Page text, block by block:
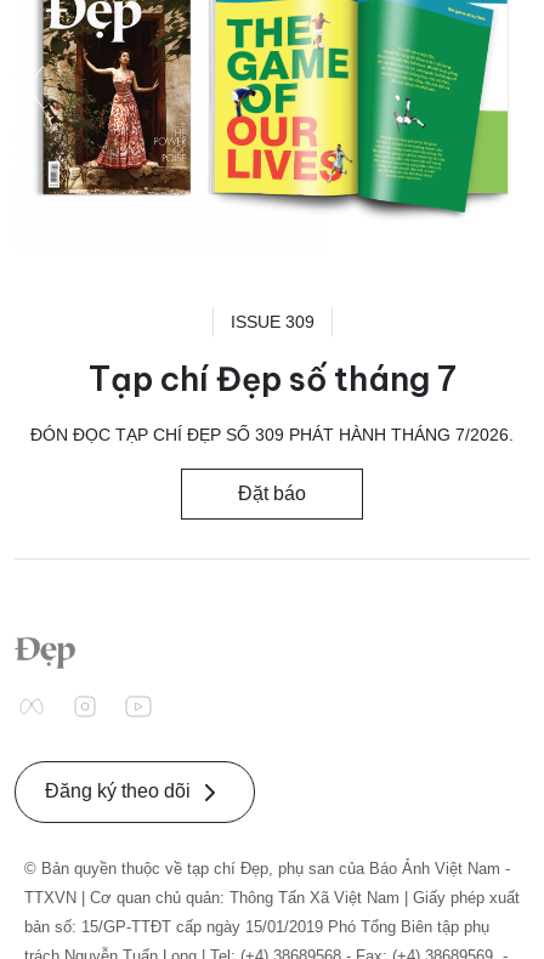
ISSUE 309
Tạp chí Đẹp số tháng 7
ĐÓN ĐỌC TẠP CHÍ ĐẸP SỐ 309 PHÁT HÀNH THÁNG 7/2026.
Đặt báo
Đăng ký theo dõi
© Bản quyền thuộc về tạp chí Đẹp, phụ san của Báo Ảnh Việt Nam -
TTXVN | Cơ quan chủ quản: Thông Tấn Xã Việt Nam | Giấy phép xuất
bản số: 15/GP-TTĐT cấp ngày 15/01/2019 Phó Tổng Biên tập phụ